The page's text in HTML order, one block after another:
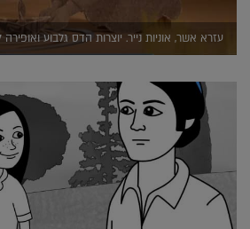
עזרא אשר, אוניות נייר. יוצרות הדס גלבוע ואופירה